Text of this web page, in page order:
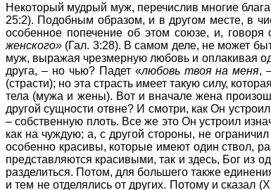
Некоторый мудрый муж, перечислив многие
25:2). Подобным образом, и в другом месте, в
особенное попечение об этом союзе, и,
женского» (Гал. 3:28). В самом деле, не может
муж, выражая чрезмерную любовь и оплакивая
друга, – но чью? Падет «любовь твоя на меня,
(страсти); но эта страсть имеет такую силу,
тела (мужа и жены). Вот и вначале жена
другой сущности отвне? И смотри, как Он
– собственную плоть. Все же это Он устроил
как на чуждую; а, с другой стороны, не
особенно красивы, которые имеют один ствол,
представляются красивыми, так и здесь, Бог из
разделиться. Потом, для большего также
и тем не отделялись от других. Потому и сказал